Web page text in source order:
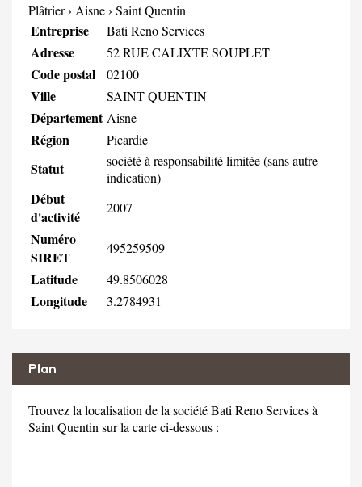
Plâtrier› Aisne› Saint Quentin
Entreprise Bati Reno Services
Adresse 52 RUE CALIXTE SOUPLET
Code postal 02100
Ville SAINT QUENTIN
Département Aisne
Région Picardie
Statut
société à responsabilité limitée (sans autre
indication)
Début
d'activité
2007
Numéro
SIRET
495259509
Latitude 49.8506028
Longitude 3.2784931
Plan
Trouvez la localisation de la société Bati Reno Services à
Saint Quentin sur la carte ci-dessous :